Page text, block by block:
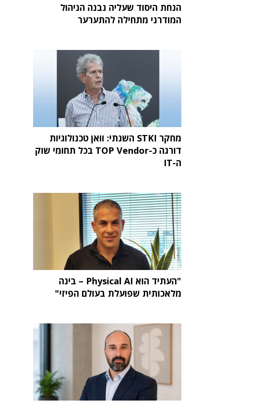
הנחת היסוד שעליה נבנה הניהול
המודרני מתחילה להתערער
מחקר STKI השנתי: וואן טכנולוגיות
דורגה כ-TOP Vendor בכל תחומי שוק
ה-IT
"העתיד הוא Physical AI – בינה
מלאכותית שפועלת בעולם הפיזי"